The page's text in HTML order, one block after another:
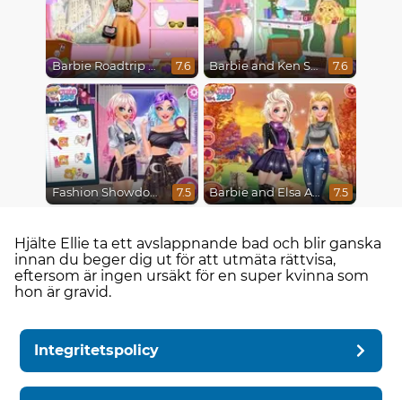
Barbie Roadtrip Adventure 7.6 Barbie and Ken Spring City Break 7.6
Fashion Showdown Barbie and Harley 7.5 Barbie and Elsa Autumn Patterns 7.5
Hjälte Ellie ta ett avslappnande bad och blir ganska
innan du beger dig ut för att utmäta rättvisa,
eftersom är ingen ursäkt för en super kvinna som
hon är gravid.
Integritetspolicy